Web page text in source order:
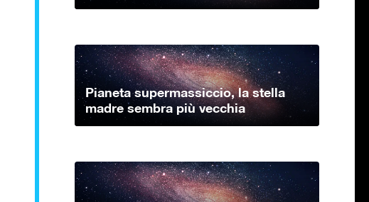
Pianeta supermassiccio, la stella
madre sembra più vecchia